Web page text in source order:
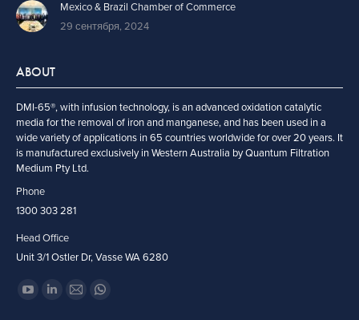
Mexico & Brazil Chamber of Commerce
29 сентября, 2024
ABOUT
DMI-65®, with infusion technology, is an advanced oxidation catalytic
media for the removal of iron and manganese, and has been used in a
wide variety of applications in 65 countries worldwide for over 20 years. It
is manufactured exclusively in Western Australia by Quantum Filtration
Medium Pty Ltd.
Phone
1300 303 281
Head Office
Unit 3/1 Ostler Dr, Vasse WA 6280
Ищите нас:
EmailWhatsApp